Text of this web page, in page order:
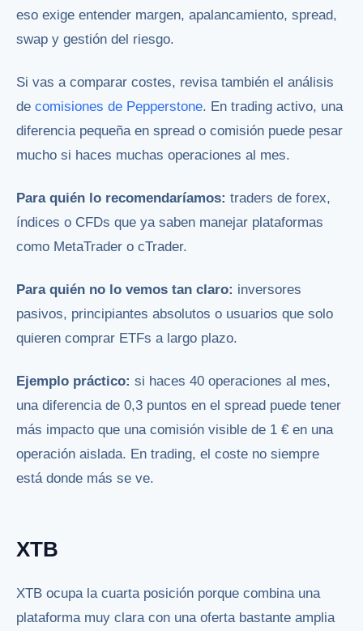
eso exige entender margen, apalancamiento, spread,
swap y gestión del riesgo.
Si vas a comparar costes, revisa también el análisis
de comisiones de Pepperstone. En trading activo, una
diferencia pequeña en spread o comisión puede pesar
mucho si haces muchas operaciones al mes.
Para quién lo recomendaríamos: traders de forex,
índices o CFDs que ya saben manejar plataformas
como MetaTrader o cTrader.
Para quién no lo vemos tan claro: inversores
pasivos, principiantes absolutos o usuarios que solo
quieren comprar ETFs a largo plazo.
Ejemplo práctico: si haces 40 operaciones al mes,
una diferencia de 0,3 puntos en el spread puede tener
más impacto que una comisión visible de 1 € en una
operación aislada. En trading, el coste no siempre
está donde más se ve.
XTB
XTB ocupa la cuarta posición porque combina una
plataforma muy clara con una oferta bastante amplia